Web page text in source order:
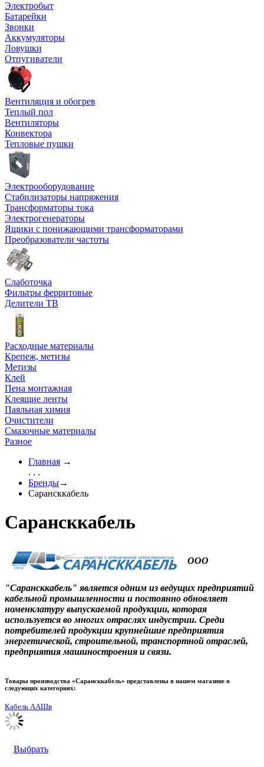
Электробыт
Батарейки
Звонки
Аккумуляторы
Ловушки
Отпугиватели
Вентиляция и обогрев
Теплый пол
Вентиляторы
Конвектора
Тепловые пушки
Электрооборудование
Стабилизаторы напряжения
Трансформаторы тока
Электрогенераторы
Ящики с понижающими трансформаторами
Преобразователи частоты
Слаботочка
Фильтры ферритовые
Делители ТВ
Расходные материалы
Крепеж, метизы
Метизы
Клей
Пена монтажная
Клеящие ленты
Паяльная химия
Очистители
Смазочные материалы
Разное
Главная →
. . .
Бренды→
Сарансккабель
Сарансккабель
ООО
"Сарансккабель" является одним из ведущих предприятий
кабельной промышленности и постоянно обновляет
номенклатуру выпускаемой продукции, которая
используется во многих отраслях индустрии. Среди
потребителей продукции крупнейшие предприятия
энергетической, строительной, транспортной отраслей,
предприятия машиностроения и связи.
Товары производства «Сарансккабель» представлены в нашем магазине в
следующих категориях:
Кабель ААШв
Выбрать